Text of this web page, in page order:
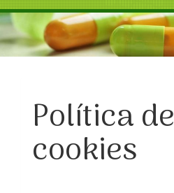
Política de
cookies